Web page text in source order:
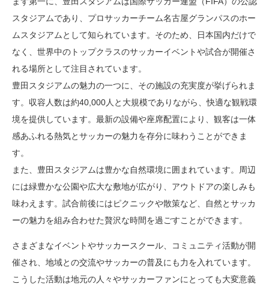
スタジアムであり、プロサッカーチーム名古屋グランパスのホー
ムスタジアムとして知られています。そのため、日本国内だけで
なく、世界中のトップクラスのサッカーイベントや試合が開催さ
れる場所として注目されています。
豊田スタジアムの魅力の一つに、その施設の充実度が挙げられま
す。収容人数は約40,000人と大規模でありながら、快適な観戦環
境を提供しています。最新の設備や座席配置により、観客は一体
感あふれる熱気とサッカーの魅力を存分に味わうことができま
す。
また、豊田スタジアムは豊かな自然環境に囲まれています。周辺
には緑豊かな公園や広大な敷地が広がり、アウトドアの楽しみも
味わえます。試合前後にはピクニックや散策など、自然とサッカ
ーの魅力を組み合わせた贅沢な時間を過ごすことができます。
さまざまなイベントやサッカースクール、コミュニティ活動が開
催され、地域との交流やサッカーの普及にも力を入れています。
こうした活動は地元の人々やサッカーファンにとっても大変意義